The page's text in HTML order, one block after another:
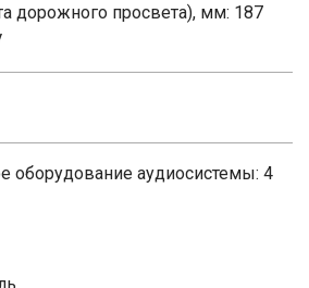
дорожного просвета), мм: 187
оборудование аудиосистемы: 4